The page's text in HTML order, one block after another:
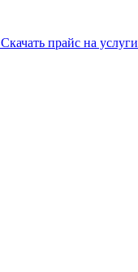
Скачать прайс на услуги